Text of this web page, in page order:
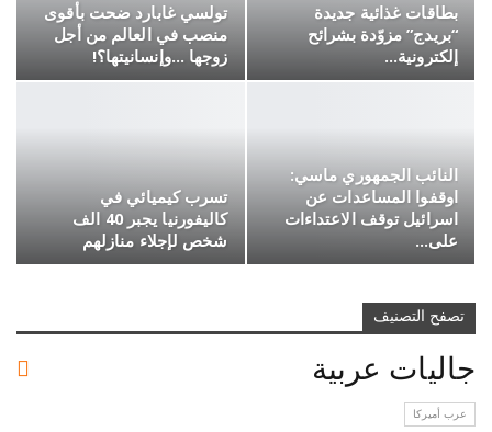
بطاقات غذائية جديدة
“بريدج” مزوّدة بشرائح
إلكترونية…
تولسي غابارد ضحت بأقوى
منصب في العالم من أجل
زوجها …وإنسانيتها؟!
النائب الجمهوري ماسي:
اوقفوا المساعدات عن
اسرائيل توقف الاعتداءات
على…
تسرب كيميائي في
كاليفورنيا يجبر 40 الف
شخص لإجلاء منازلهم
تصفح التصنيف
جاليات عربية
عرب أميركا